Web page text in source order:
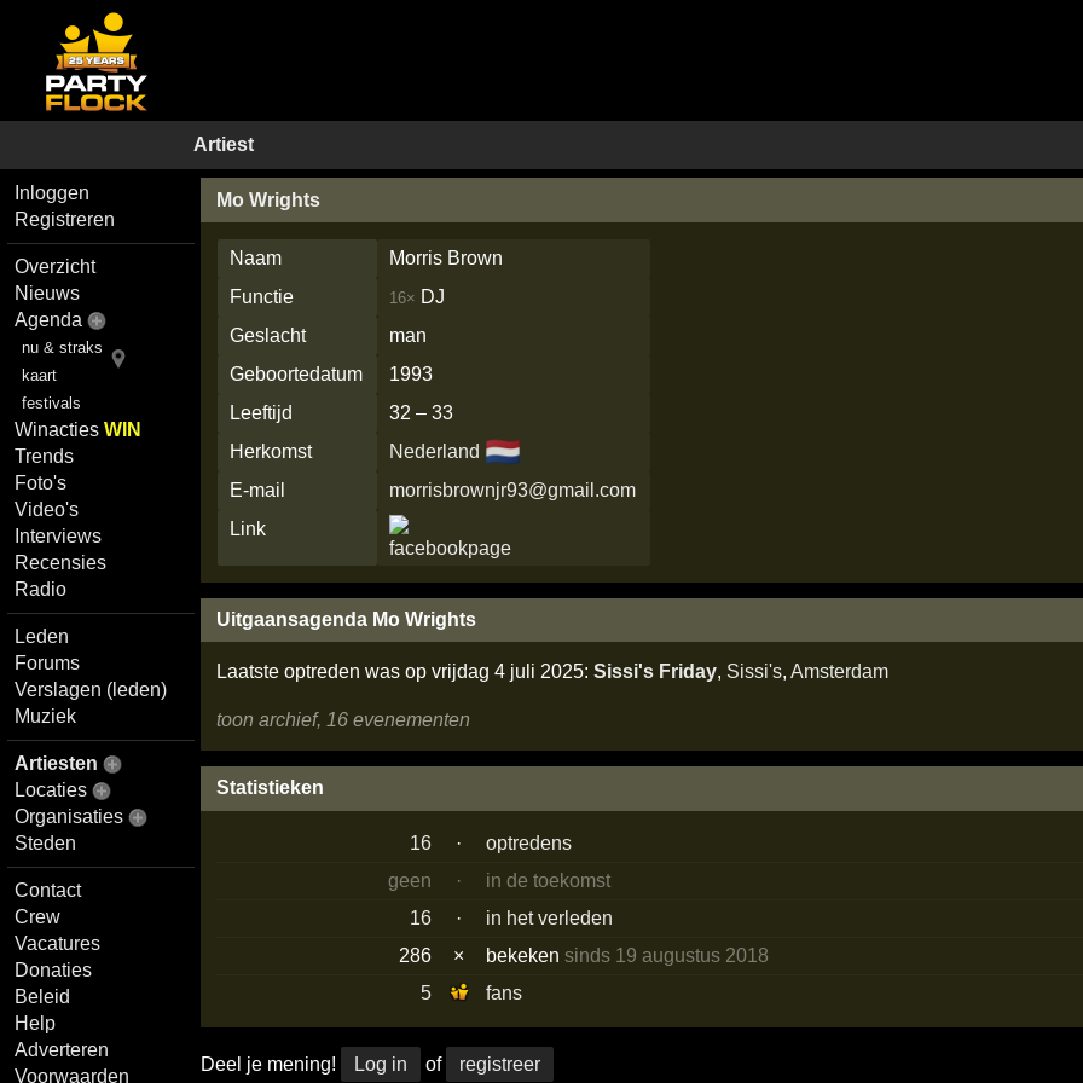
Artiest
Inloggen
Registreren
Overzicht
Nieuws
Agenda
nu & straks
kaart
festivals
WinactiesWIN
Trends
Foto's
Video's
Interviews
Recensies
Radio
Leden
Forums
Verslagen (leden)
Muziek
Artiesten
Locaties
Organisaties
Steden
Contact
Crew
Vacatures
Donaties
Beleid
Help
Adverteren
Voorwaarden
Mo Wrights
Naam
Morris Brown
Functie
16× DJ
Geslacht
man
Geboortedatum
1993
Leeftijd
32 – 33
Herkomst
Nederland 🇳🇱
E-mail
morrisbrownjr93@gmail.com
Link
Uitgaansagenda Mo Wrights
Laatste optreden was op vrijdag 4 juli 2025: Sissi's Friday, Sissi's, Amsterdam
toon archief, 16 evenementen
Statistieken
16 ·
optredens
geen
·
in de toekomst
16
·
in het verleden
286
× bekekensinds 19 augustus 2018
5
fans
Deel je mening! Log in of registreer